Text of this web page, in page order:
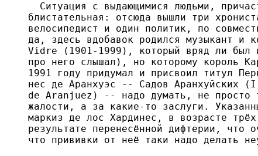
Ситуация с выдающимися людьми,
блистательная: отсюда вышли три
велосипедист и один политик, по
да, здесь вдобавок родился музыкант и
Vidre (1901-1999), который вряд ли был
про него слышал), но которому король
1991 году придумал и присвоил титул
нес де Аранхуэс -- Садов Аранхуйских
de Aranjuez) -- надо думать, не просто
жалости, а за какие-то заслуги.
маркиз де лос Хардинес, в возрасте
результате перенесённой дифтерии, что
что прививки от неё таки надо делать